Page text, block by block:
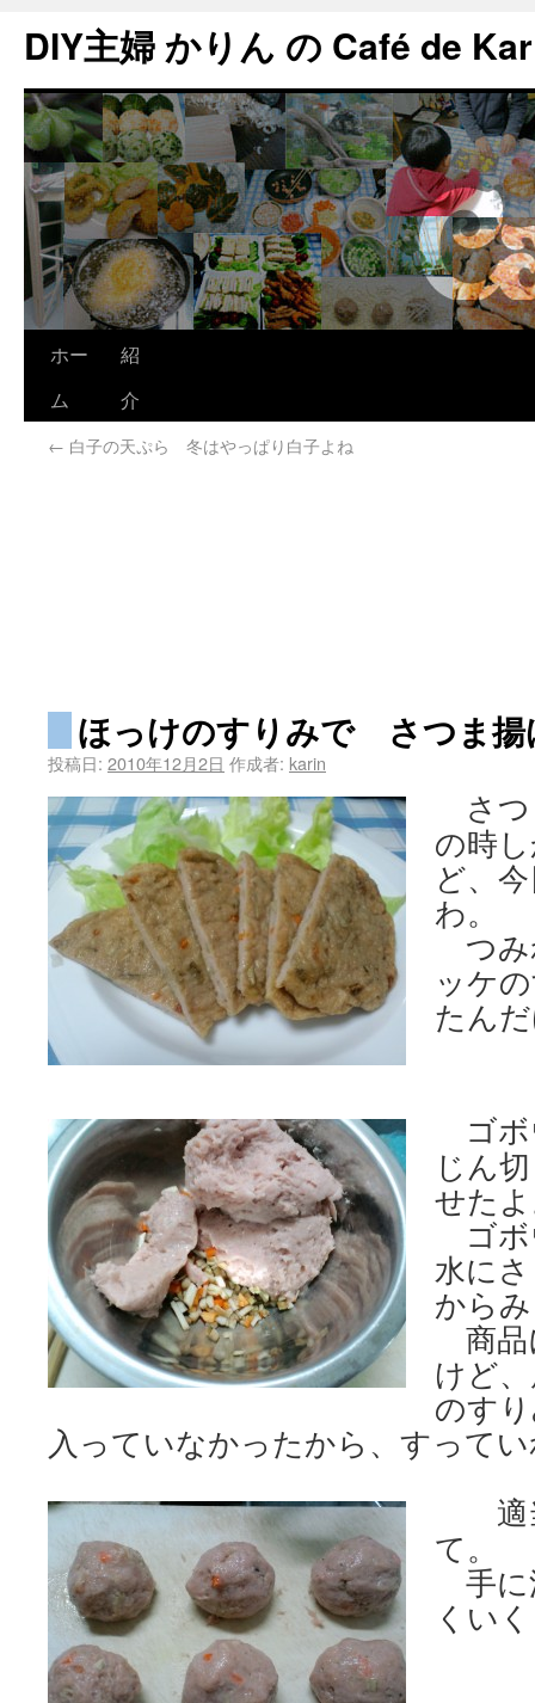
DIY主婦 かりん の Café de
ホー
ム
紹
介
← 白子の天ぷら 冬はやっぱり白子よね
ほっけのすりみで さつま揚
投稿日: 2010年12月2日 作成者: karin
さつ
の時
ど、
わ。
つみ
ッケ
たん
ゴボ
じん
せた
ゴボ
水に
から
商品
けど
のす
入っていなかったから、すって
適
て。
手に
くい